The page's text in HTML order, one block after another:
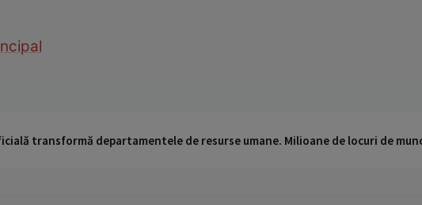
transformă departamentele de resurse umane. Milioane de locuri de